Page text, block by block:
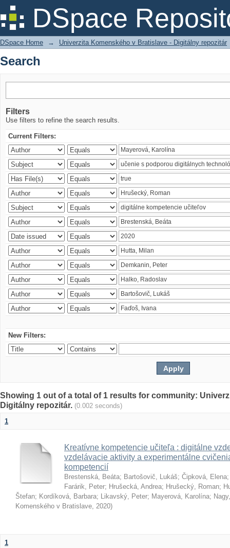
DSpace
Search
DSpace Home → Univerzita Komenského v Bratislave - Digitálny repozitár
Search
Filters
Use filters to refine the search results.
Current Filters:
New Filters:
Showing 1 out of a total of 1 results for community:
Digitálny repozitár. (0.002 seconds)
1
Kreatívne kompetencie učiteľa : digitálne
vzdelávacie aktivity a experimentálne
kompetencií
Brestenská, Beáta; Bartošovič, Lukáš; Čipková, Elena
Farárik, Peter; Hrušecká, Andrea; Hrušecký, Roman;
Štefan; Kordíková, Barbara; Likavský, Peter; Mayerová, Karolína;
Komenského v Bratislave, 2020)
1